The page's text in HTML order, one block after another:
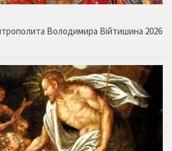
Володимира Війтишина 2026